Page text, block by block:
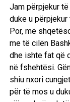
Jam përpjekur
duke u
Por, më
me të cilën
dhe ishte fat që
në fshehtësi.
shiu nxori
për të mos u